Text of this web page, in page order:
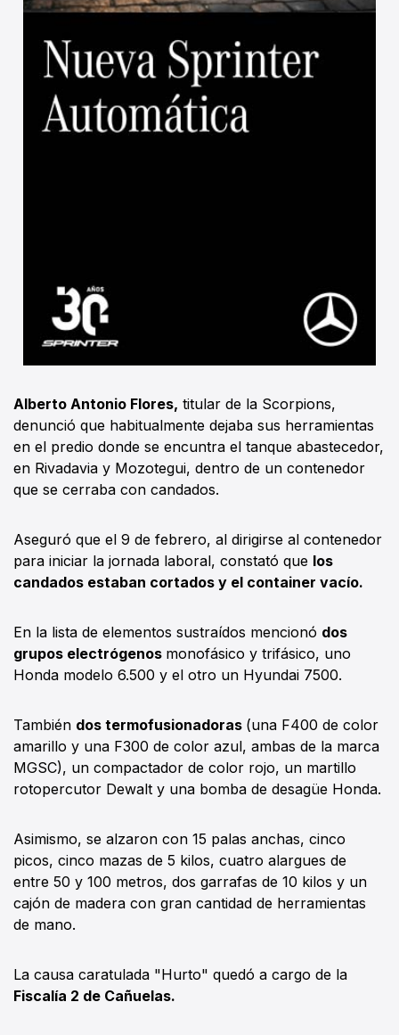
Alberto Antonio Flores, titular de la Scorpions,
denunció que habitualmente dejaba sus herramientas
en el predio donde se encuntra el tanque abastecedor,
en Rivadavia y Mozotegui, dentro de un contenedor
que se cerraba con candados.
Aseguró que el 9 de febrero, al dirigirse al contenedor
para iniciar la jornada laboral, constató que los
candados estaban cortados y el container vacío.
En la lista de elementos sustraídos mencionó dos
grupos electrógenos monofásico y trifásico, uno
Honda modelo 6.500 y el otro un Hyundai 7500.
También dos termofusionadoras (una F400 de color
amarillo y una F300 de color azul, ambas de la marca
MGSC), un compactador de color rojo, un martillo
rotopercutor Dewalt y una bomba de desagüe Honda.
Asimismo, se alzaron con 15 palas anchas, cinco
picos, cinco mazas de 5 kilos, cuatro alargues de
entre 50 y 100 metros, dos garrafas de 10 kilos y un
cajón de madera con gran cantidad de herramientas
de mano.
La causa caratulada "Hurto" quedó a cargo de la
Fiscalía 2 de Cañuelas.